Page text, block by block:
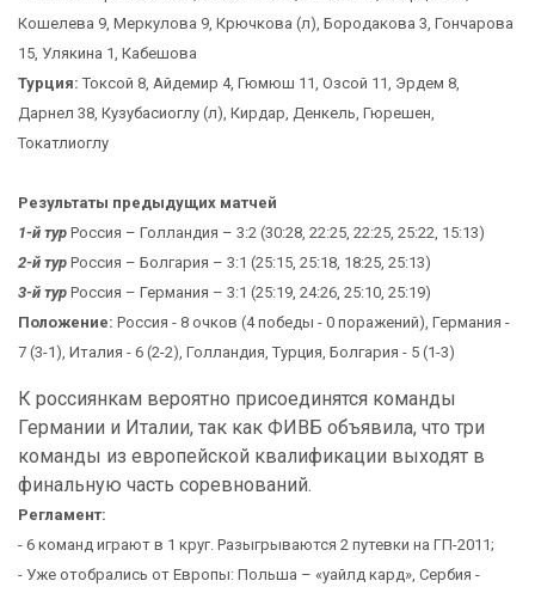
Кошелева 9, Меркулова 9, Крючкова (л), Бородакова 3, Гончарова
15, Улякина 1, Кабешова
Турция: Токсой 8, Айдемир 4, Гюмюш 11, Озсой 11, Эрдем 8,
Дарнел 38, Кузубасиоглу (л), Кирдар, Денкель, Гюрешен,
Токатлиоглу
Результаты предыдущих матчей
1-й тур Россия – Голландия – 3:2 (30:28, 22:25, 22:25, 25:22, 15:13)
2-й тур Россия – Болгария – 3:1 (25:15, 25:18, 18:25, 25:13)
3-й тур Россия – Германия – 3:1 (25:19, 24:26, 25:10, 25:19)
Положение: Россия - 8 очков (4 победы - 0 поражений), Германия -
7 (3-1), Италия - 6 (2-2), Голландия, Турция, Болгария - 5 (1-3)
К россиянкам вероятно присоединятся команды
Германии и Италии, так как ФИВБ объявила, что три
команды из европейской квалификации выходят в
финальную часть соревнований.
Регламент:
- 6 команд играют в 1 круг. Разыгрываются 2 путевки на ГП-2011;
- Уже отобрались от Европы: Польша – «уайлд кард», Сербия -